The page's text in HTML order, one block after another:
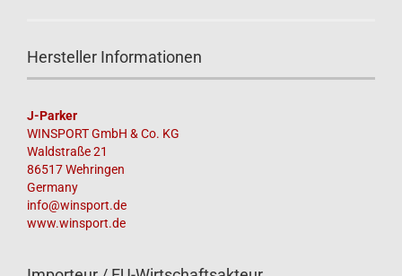
Hersteller Informationen
J-Parker
WINSPORT GmbH & Co. KG
Waldstraße 21
86517 Wehringen
Germany
info@winsport.de
www.winsport.de